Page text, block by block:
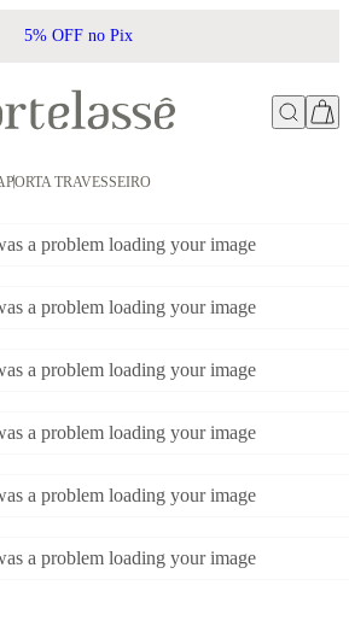
5% OFF no Pix
PORTA TRAVESSEIRO
a problem loading your image
a problem loading your image
a problem loading your image
a problem loading your image
a problem loading your image
a problem loading your image